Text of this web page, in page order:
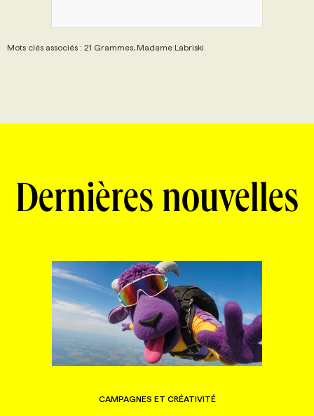
Mots clés associés : 21 Grammes, Madame Labriski
Dernières nouvelles
CAMPAGNES ET CRÉATIVITÉ